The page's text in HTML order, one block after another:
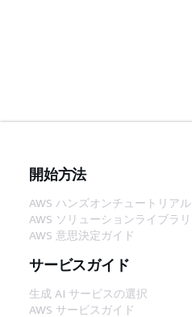
開始方法
AWS ハンズオンチュートリアル
AWS ソリューションライブラリ
AWS 意思決定ガイド
サービスガイド
生成 AI サービスの選択
AWS サービスガイド